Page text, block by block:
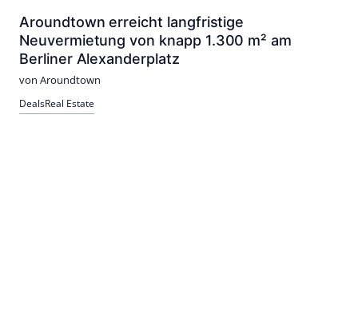
Aroundtown erreicht langfristige
Neuvermietung von knapp 1.300 m² am
Berliner Alexanderplatz
von Aroundtown
DealsReal Estate